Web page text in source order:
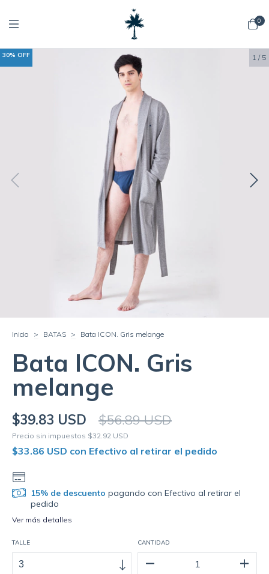
0
30% OFF 1 / 5
Inicio > BATAS > Bata ICON. Gris melange
Bata ICON. Gris
melange
$39.83 USD $56.89 USD
Precio sin impuestos $32.92 USD
$33.86 USD con Efectivo al retirar el pedido
15% de descuento pagando con Efectivo al retirar el
pedido
Ver más detalles
TALLE CANTIDAD